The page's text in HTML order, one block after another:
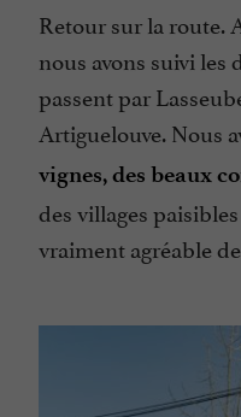
Retour sur la route.
nous avons suivi les
passent par
Artiguelouve. Nous
vignes, des beaux
des villages
vraiment agréable